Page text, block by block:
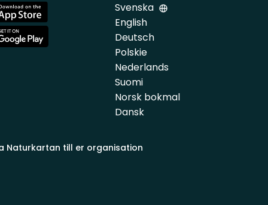
Svenska
English
Deutsch
Polskie
Nederlands
Suomi
Norsk bokmal
Dansk
Naturkartan till er organisation